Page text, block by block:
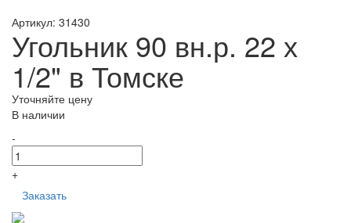
Артикул: 31430
Угольник 90 вн.р. 22 х
1/2" в Томске
Уточняйте цену
В наличии
-
+
Заказать